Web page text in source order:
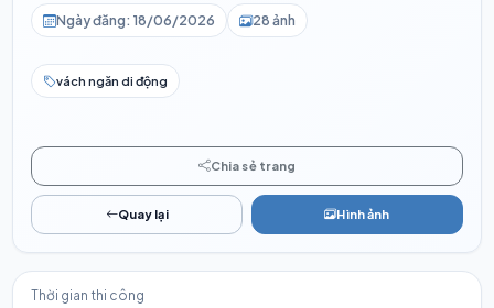
Ngày đăng: 18/06/2026 28 ảnh
vách ngăn di động
Chia sẻ trang
Quay lại Hình ảnh
Thời gian thi công